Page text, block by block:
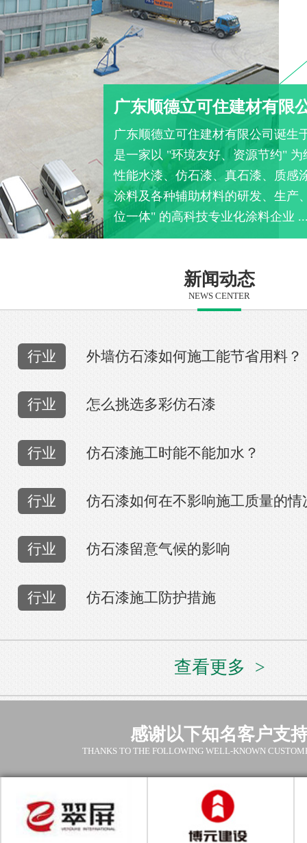
广东顺德立可住建材有限
广东顺德立可住建材有限公司诞生
是一家以 "环境友好、资源节约"
性能水漆、仿石漆、真石漆、质感
涂料及各种辅助材料的研发、生产
位一体" 的高科技专业化涂料企业
新闻动态
NEWS CENTER
行业 外墙仿石漆如何施工能节省用料？
行业 怎么挑选多彩仿石漆
行业 仿石漆施工时能不能加水？
行业 仿石漆如何在不影响施工质量的
行业 仿石漆留意气候的影响
行业 仿石漆施工防护措施
查看更多 >
感谢以下知名客户支
THANKS TO THE FOLLOWING WELL-KNOWN